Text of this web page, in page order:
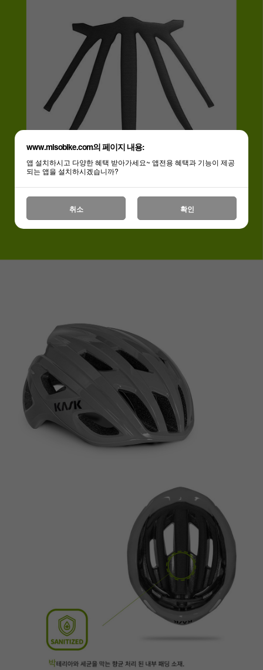
www.misobike.com의 페이지 내용:
앱 설치하시고 다양한 혜택 받아가세요~ 앱전용 혜택과 기능이 제공
되는 앱을 설치하시겠습니까?
취소 확인